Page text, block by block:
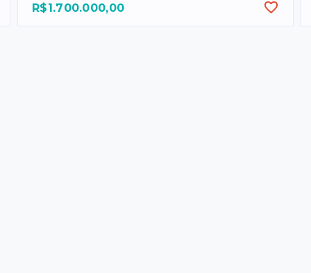
R$1.700.000,00